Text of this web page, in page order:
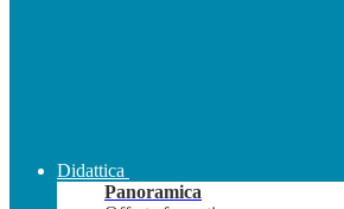
Didattica
Panoramica